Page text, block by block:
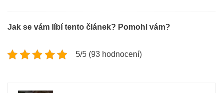
Jak se vám líbí tento článek? Pomohl vám?
5/5 (93 hodnocení)